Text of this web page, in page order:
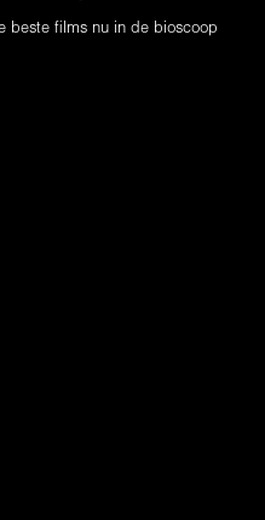
beste films nu in de bioscoop